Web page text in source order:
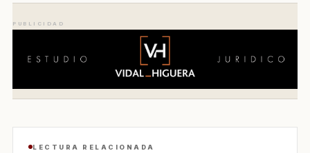
PUBLICIDAD
LECTURA RELACIONADA